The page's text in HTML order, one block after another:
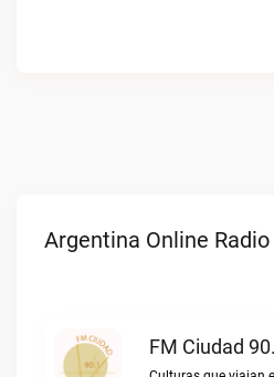
Argentina Online
FM Ciudad